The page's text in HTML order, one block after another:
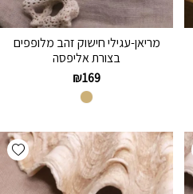
מריאן-עגילי חישוק זהב מלופפים
בצורת אליפסה
₪169
Add